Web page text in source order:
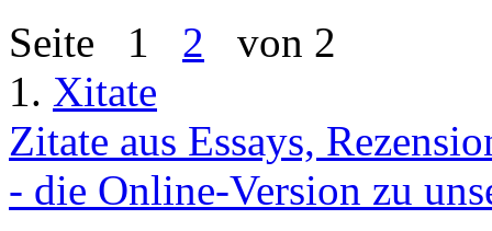
Seite 1 2 von 2
1. Xitate
Zitate aus Essays,
- die Online-Version zu